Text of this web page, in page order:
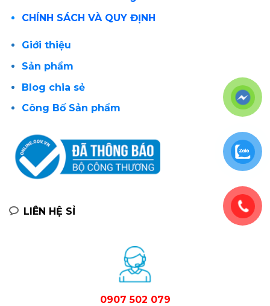
CHÍNH SÁCH VÀ QUY ĐỊNH
Giới thiệu
Sản phẩm
Blog chia sẻ
Công Bố Sản phẩm
LIÊN HỆ SỈ
0907 502 079